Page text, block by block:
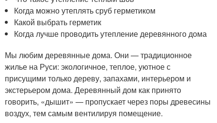
Когда можно утеплять сруб герметиком
Какой выбрать герметик
Когда лучше проводить утепление деревянного дома
Мы любим деревянные дома. Они — традиционное
жилье на Руси: экологичное, теплое, уютное с
присущими только дереву, запахами, интерьером и
экстерьером дома. Деревянный дом как принято
говорить, «дышит» — пропускает через поры древесины
воздух, тем самым вентилируя помещение.